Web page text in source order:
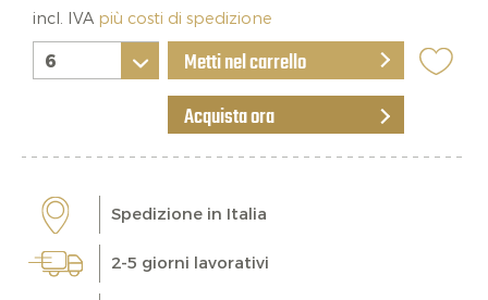
incl. IVA più costi di spedizione
Metti nel carrello
Acquista ora
Spedizione in Italia
2-5 giorni lavorativi